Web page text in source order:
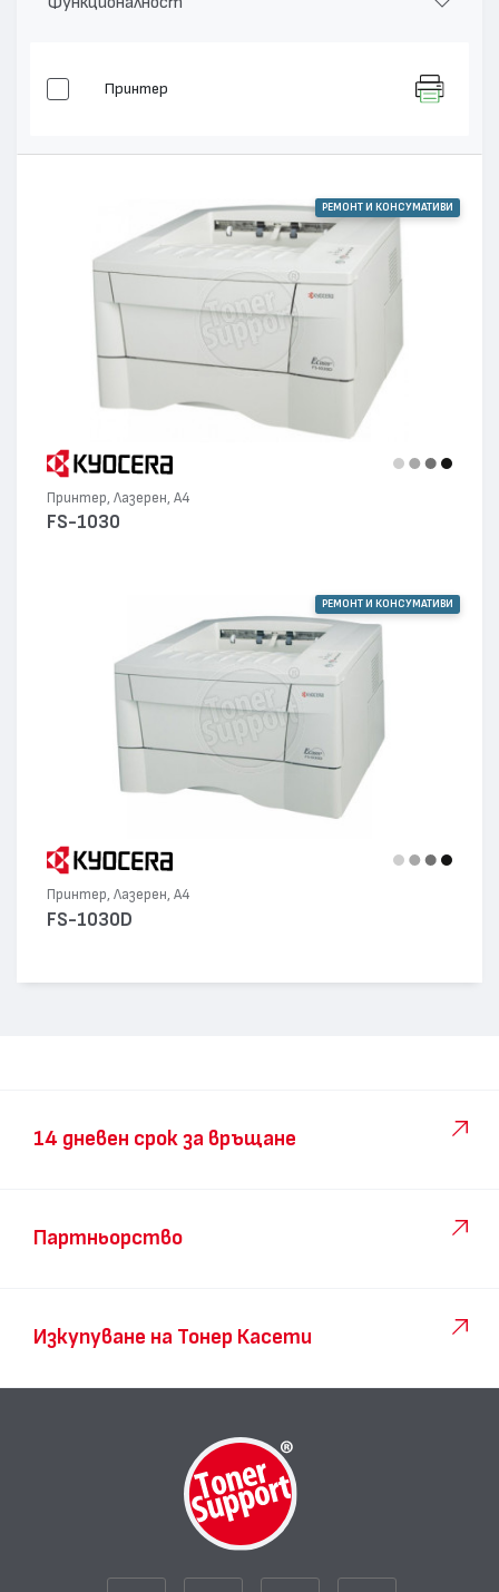
Принтер
РЕМОНТ И КОНСУМАТИВИ
Принтер, Лазерен, А4
FS-1030
РЕМОНТ И КОНСУМАТИВИ
Принтер, Лазерен, А4
FS-1030D
14 дневен срок за връщане
Партньорство
Изкупуване на Тонер Касети